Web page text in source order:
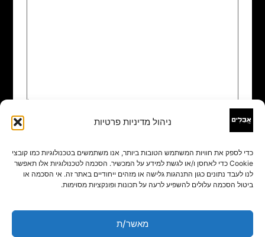
ניהול מדיניות פרטיות
כדי לספק את חוויות המשתמש הטובות ביותר, אנו משתמשים בטכנולוגיות כמו קובצי
Cookie כדי לאחסן ו/או לגשת למידע על המכשיר. הסכמה לטכנולוגיות אלו תאפשר
לנו לעבד נתונים כגון התנהגות גלישה או מזהים ייחודיים באתר זה. אי הסכמה או
ביטול הסכמה עלולים להשפיע לרעה על תכונות ופונקציות מסוימות.
מאשר/ת
שם
אימייל*